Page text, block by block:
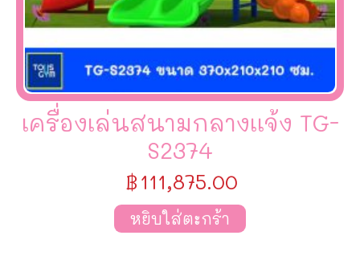
เครื่องเล่นสนามกลางเเจ้ง TG-
S2374
฿111,875.00
หยิบใส่ตะกร้า